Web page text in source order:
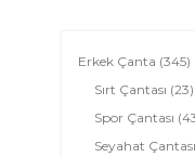
Erkek Çanta (345)
Sırt Çantası (23)
Spor Çantası
Seyahat Çantası